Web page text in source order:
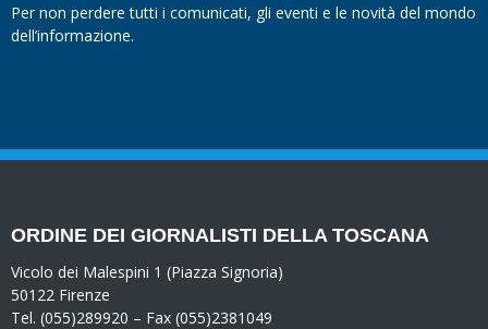
Per non perdere tutti i comunicati, gli eventi e le novità del mondo
dell’informazione.
ORDINE DEI GIORNALISTI DELLA TOSCANA
Vicolo dei Malespini 1 (Piazza Signoria)
50122 Firenze
Tel. (055)289920 – Fax (055)2381049